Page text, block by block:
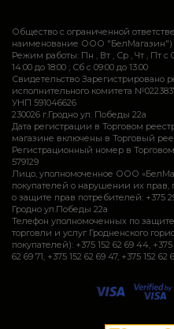
Общество с ограниченной
наименование ООО "БелМагазин")
Режим работы: Пн , Вт , Ср , Чт , Пт c
14:00 до 18:00 ; Сб c 09:00 до 13:00
Свидетельство Зарегистрировано
исполнительного комитета
УНП 591046626
230026 г.Гродно ул. Победы 22а
Дата регистрации в Торговом
магазине включены в Торговый
Регистрационный номер в
579129
Лицо, уполномоченное ООО
покупателей о нарушении их прав,
о защите прав потребителей: +375
Гродно ул.Победы 22а
Телефон уполномоченных по
торговли и услуг Гродненского
покупателей): +375 152 62 69 44, +375
62 69 71, +375 152 62 69 47, +375 152 62